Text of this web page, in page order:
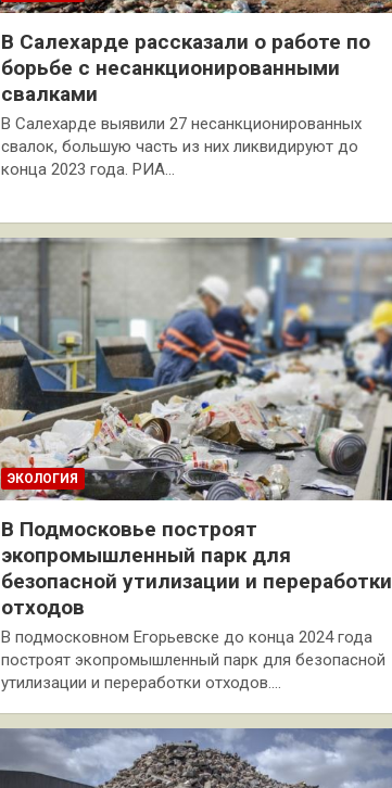
В Салехарде рассказали о работе по
борьбе с несанкционированными
свалками
В Салехарде выявили 27 несанкционированных
свалок, большую часть из них ликвидируют до
конца 2023 года. РИА…
ЭКОЛОГИЯ
В Подмосковье построят
экопромышленный парк для
безопасной утилизации и переработки
отходов
В подмосковном Егорьевске до конца 2024 года
построят экопромышленный парк для безопасной
утилизации и переработки отходов.…